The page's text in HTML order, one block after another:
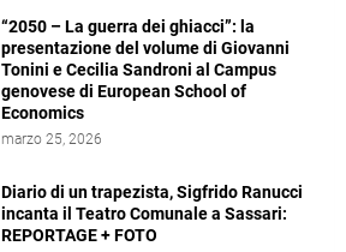
“2050 – La guerra dei ghiacci”: la
presentazione del volume di Giovanni
Tonini e Cecilia Sandroni al Campus
genovese di European School of
Economics
marzo 25, 2026
Diario di un trapezista, Sigfrido Ranucci
incanta il Teatro Comunale a Sassari:
REPORTAGE + FOTO